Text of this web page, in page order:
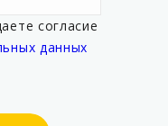
согласие
данных